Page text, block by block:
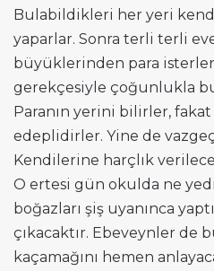
Bulabildikleri her yeri
yaparlar. Sonra terli terli
büyüklerinden para
gerekçesiyle çoğunlukla
Paranın yerini bilirler,
edeplidirler. Yine de
Kendilerine harçlık
O ertesi gün okulda ne
boğazları şiş uyanınca
çıkacaktır. Ebeveynler de
kaçamağını hemen